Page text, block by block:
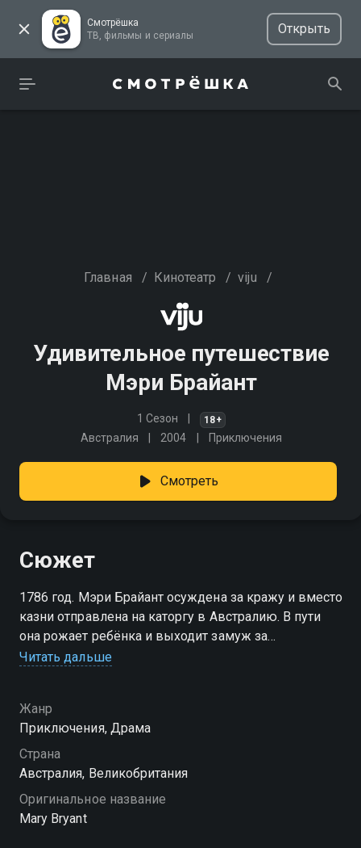
Смотрёшка
ТВ, фильмы и сериалы
Открыть
Главная / Кинотеатр / viju /
Удивительное путешествие
Мэри Брайант
1 Сезон 18+
Австралия 2004 Приключения
Смотреть
Сюжет
1786 год. Мэри Брайант осуждена за кражу и вместо
казни отправлена на каторгу в Австралию. В пути
она рожает ребёнка и выходит замуж за
заключённого Уильяма, надеясь на поблажки. Но на
дерзкий побег.
Читать дальше
Жанр
Приключения, Драма
Страна
Австралия, Великобритания
Оригинальное название
Mary Bryant